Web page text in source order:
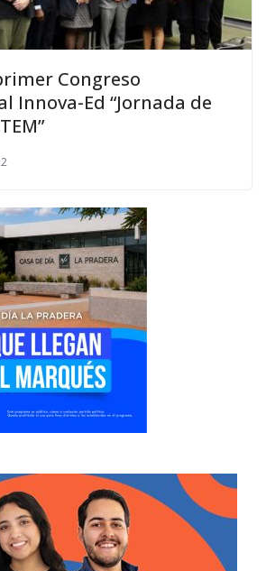
Congreso
Innova-Ed “Jornada de